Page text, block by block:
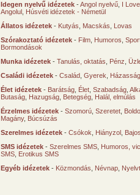
Idegen nyelvű idézetek -Angol nyelvű I
Angolul Húsvéti idézetek - Németül
Állatos idézetek - Kutyás Macskás
Lovas
Szórakoztató idézetek - Film Humoros
Bormondások
Munka idézetek - Tanulás, oktatás Pénz
Családi idézetek - Család Gyerek
Élet idézetek - Barátság Élet Szabadság
Butaság Hazugság Betegség Halál, elmúlás
Érzelmes idézetek - Szomorú Szeretet
Magány, Búcsúzás
Szerelmes idézetek - Csókok Hiányzol
SMS idézetek - Szerelmes SMS Humoros,
SMS Erotikus SMS
Egyéb idézetek - Közmondás Névnap